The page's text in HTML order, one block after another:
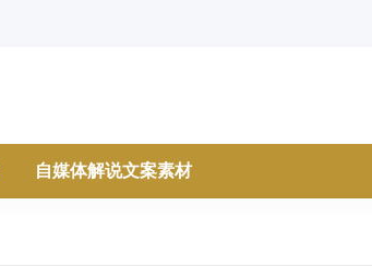
自媒体解说文案素材